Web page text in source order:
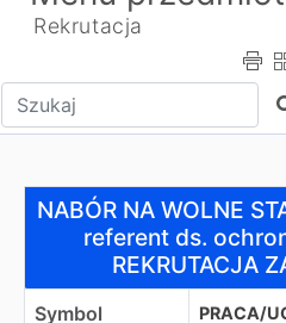
Rekrutacja
Wpisz tekst do wyszukania
NABÓR NA WOLNE
NABÓR NA WOLNE
referent ds.
REKRUTACJA
Symbol PRACA/